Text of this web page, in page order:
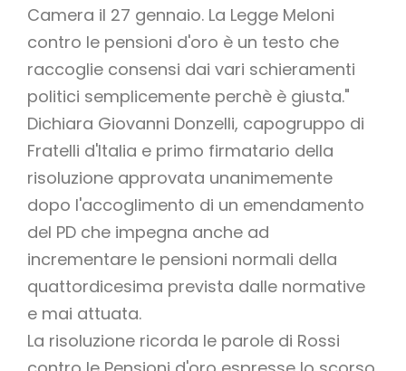
Camera il 27 gennaio. La Legge Meloni
contro le pensioni d'oro è un testo che
raccoglie consensi dai vari schieramenti
politici semplicemente perchè è giusta."
Dichiara Giovanni Donzelli, capogruppo di
Fratelli d'Italia e primo firmatario della
risoluzione approvata unanimemente
dopo l'accoglimento di un emendamento
del PD che impegna anche ad
incrementare le pensioni normali della
quattordicesima prevista dalle normative
e mai attuata.
La risoluzione ricorda le parole di Rossi